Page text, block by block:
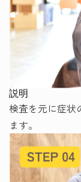
説明
検査を元に症状
ます。